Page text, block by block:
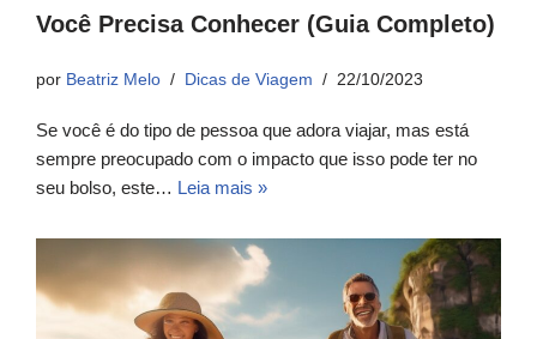
Você Precisa Conhecer (Guia Completo)
por Beatriz Melo Dicas de Viagem 22/10/2023
Se você é do tipo de pessoa que adora viajar, mas está
sempre preocupado com o impacto que isso pode ter no
seu bolso, este… Leia mais »